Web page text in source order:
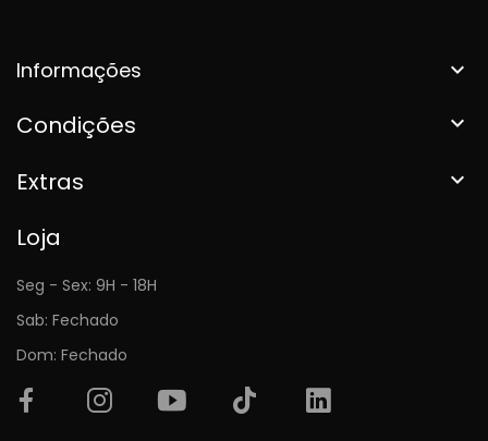
Informações 
Condições 
Extras 
Loja
Seg - Sex: 9H - 18H
Sab: Fechado
Dom: Fechado